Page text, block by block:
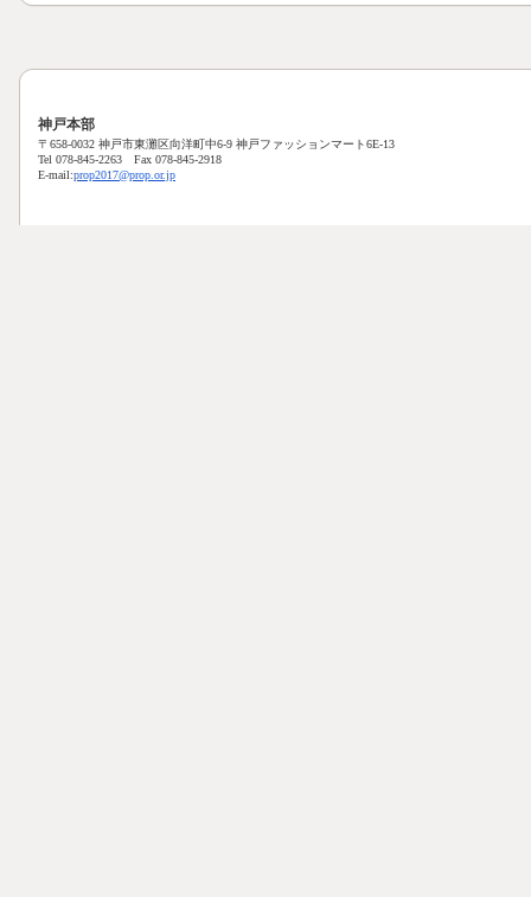
神戸本部
〒658-0032 神戸市東灘区向洋町中6-9 神戸ファッションマート6E-13
Tel 078-845-2263 Fax 078-845-2918
E-mail:prop2017@prop.or.jp